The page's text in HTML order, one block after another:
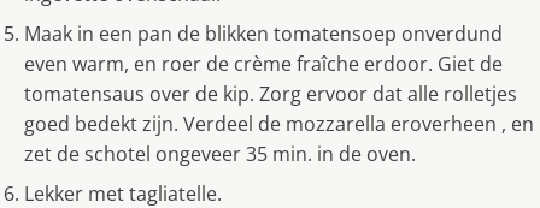
Maak in een pan de blikken tomatensoep onverdund
even warm, en roer de crème fraîche erdoor. Giet de
tomatensaus over de kip. Zorg ervoor dat alle rolletjes
goed bedekt zijn. Verdeel de mozzarella eroverheen , en
zet de schotel ongeveer 35 min. in de oven.
Lekker met tagliatelle.